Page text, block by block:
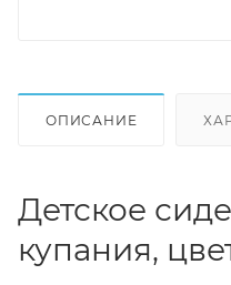
ОПИСАНИЕ
Детское
купания,